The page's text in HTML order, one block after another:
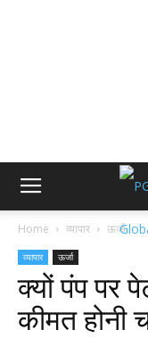
Home व्यापार ऊर्जा
व्यापार ऊर्जा
क्यों पंप पर
कीमत होनी